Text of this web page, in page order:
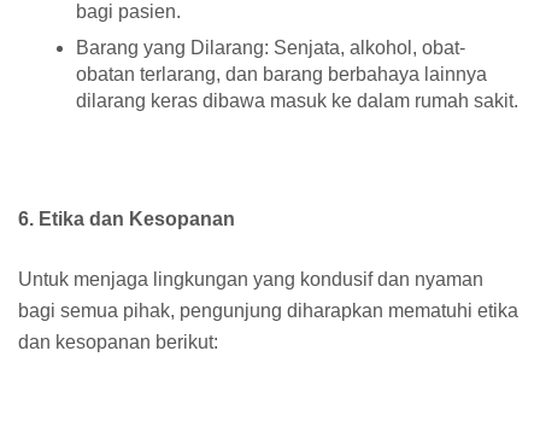
bagi pasien.
Barang yang Dilarang: Senjata, alkohol, obat-
obatan terlarang, dan barang berbahaya lainnya
dilarang keras dibawa masuk ke dalam rumah sakit.
6. Etika dan Kesopanan
Untuk menjaga lingkungan yang kondusif dan nyaman
bagi semua pihak, pengunjung diharapkan mematuhi etika
dan kesopanan berikut: